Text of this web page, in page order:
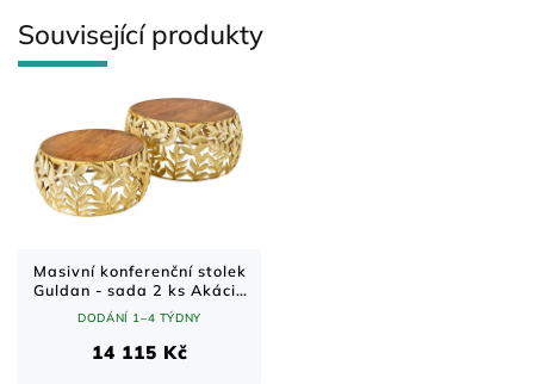
Související produkty
Masivní konferenční stolek
Guldan - sada 2 ks Akácie
70x70 cm
DODÁNÍ 1–4 TÝDNY
14 115 Kč